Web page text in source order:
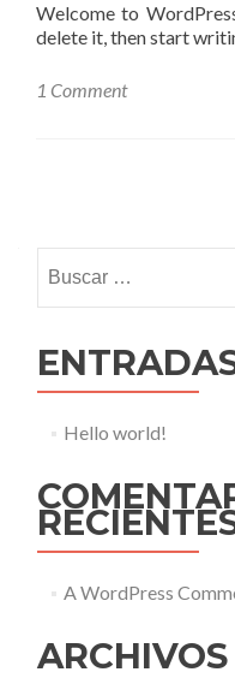
Welcome to
delete it, then start
1 Comment
Hello world!
A WordPress
ARCHIVOS